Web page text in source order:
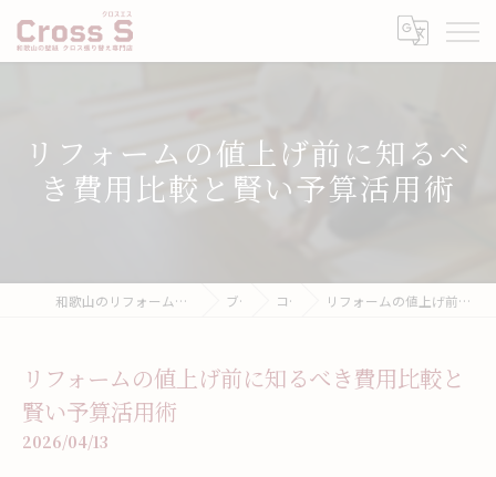
リフォームの値上げ前に知るべ
き費用比較と賢い予算活用術
和歌山のリフォームなら壁紙張り替え専門店クロスエス ブログ コラム リフォームの値上げ前に知るべき費用比較と賢い予算活用術
リフォームの値上げ前に知るべき費用比較と
賢い予算活用術
2026/04/13